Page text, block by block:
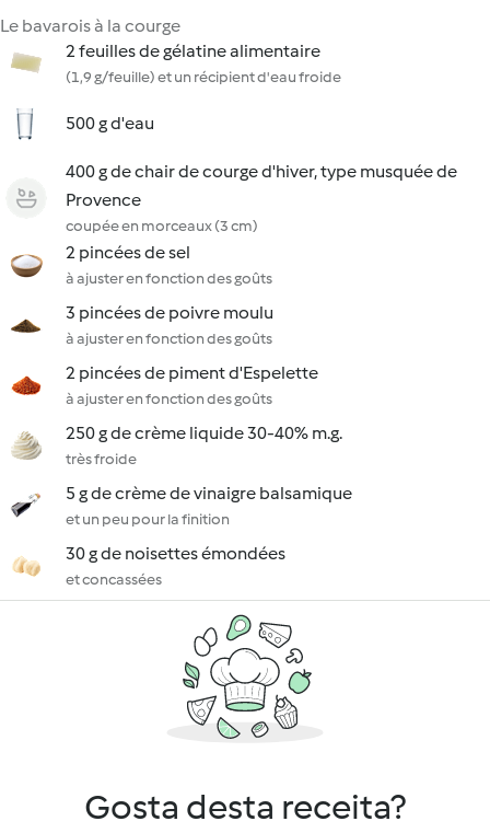
Le bavarois à la courge
2 feuilles de gélatine alimentaire
(1,9 g/feuille) et un récipient d'eau froide
500 g d'eau
400 g de chair de courge d'hiver, type musquée de
Provence
coupée en morceaux (3 cm)
2 pincées de sel
à ajuster en fonction des goûts
3 pincées de poivre moulu
à ajuster en fonction des goûts
2 pincées de piment d'Espelette
à ajuster en fonction des goûts
250 g de crème liquide 30-40% m.g.
très froide
5 g de crème de vinaigre balsamique
et un peu pour la finition
30 g de noisettes émondées
et concassées
Gosta desta receita?